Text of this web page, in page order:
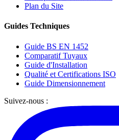
Plan du Site
Guides Techniques
Guide BS EN 1452
Comparatif Tuyaux
Guide d'Installation
Qualité et Certifications ISO
Guide Dimensionnement
Suivez-nous :